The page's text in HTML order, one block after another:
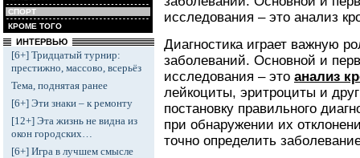
СПОРТ
КРОМЕ ТОГО
ИНТЕРВЬЮ
[6+] Тридцатый турнир:
престижно, массово, всерьёз
Тема, поднятая ранее
[6+] Эти знаки – к ремонту
[12+] Эта жизнь не видна из
окон городских…
[6+] Игра в лучшем смысле
исследования – это анализ
Диагностика играет важную
заболеваний. Основной и
исследования – это анализ
лейкоциты, эритроциты и
постановку правильного
при обнаружении их
точно определить